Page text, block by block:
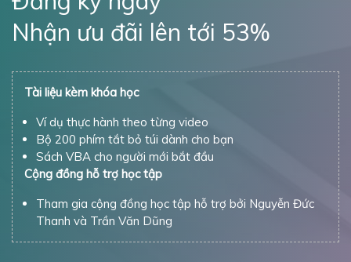
Nhận ưu đãi lên tới 53%
Tài liệu kèm khóa học
Ví dụ thực hành theo từng video
Bộ 200 phím tắt bỏ túi dành cho bạn
Sách VBA cho người mới bắt đầu
Cộng đồng hỗ trợ học tập
Tham gia cộng đồng học tập hỗ trợ bởi Nguyễn Đức
Thanh và Trần Văn Dũng